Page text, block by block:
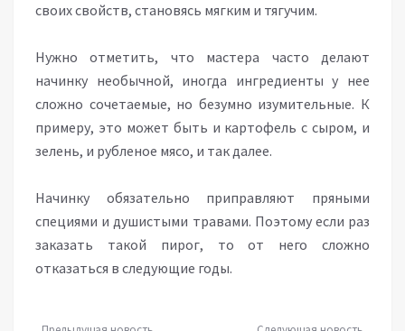
своих свойств, становясь мягким и тягучим.
Нужно отметить, что мастера часто делают
начинку необычной, иногда ингредиенты у нее
сложно сочетаемые, но безумно изумительные. К
примеру, это может быть и картофель с сыром, и
зелень, и рубленое мясо, и так далее.
Начинку обязательно приправляют пряными
специями и душистыми травами. Поэтому если раз
заказать такой пирог, то от него сложно
отказаться в следующие годы.